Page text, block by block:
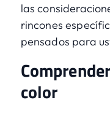
las
rincones
pensados para
color